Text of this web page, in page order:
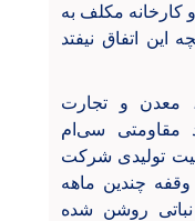
مکلف به
این اتفاق نیفتد
معدن و تجارت
مقاومتی سی‌ام
که فعالیت تولیدی شرکت
چندین ماهه
روشن شده